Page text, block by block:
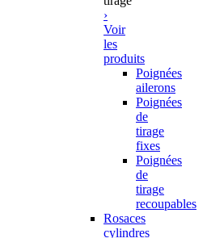
›
Voir
les
produits
Poignées
ailerons
Poignées
de
tirage
fixes
Poignées
de
tirage
recoupables
Rosaces
cylindres